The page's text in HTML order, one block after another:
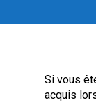
Si vous
acquis